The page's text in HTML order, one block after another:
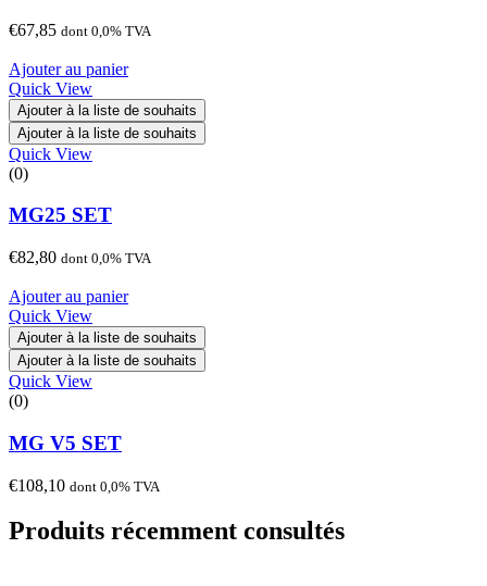
€67,85 dont 0,0% TVA
Ajouter au panier
Quick View
Ajouter à la liste de souhaits
Ajouter à la liste de souhaits
Quick View
(0)
MG25 SET
€82,80 dont 0,0% TVA
Ajouter au panier
Quick View
Ajouter à la liste de souhaits
Ajouter à la liste de souhaits
Quick View
(0)
MG V5 SET
€108,10 dont 0,0% TVA
Produits récemment consultés